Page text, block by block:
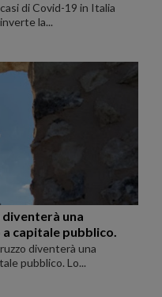
di Covid-19 in Italia
la...
diventerà una
capitale pubblico.
diventerà una
pubblico. Lo...